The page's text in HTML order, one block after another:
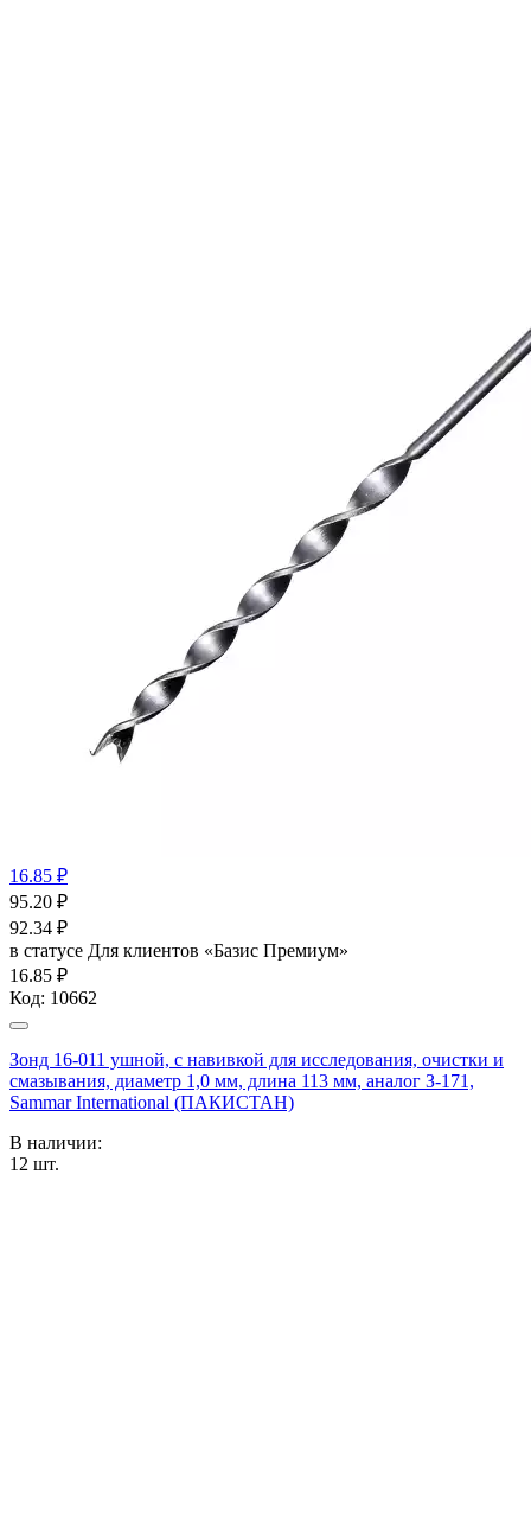
16.85 ₽
95.20 ₽
92.34 ₽
в статусе Для клиентов «Базис Премиум»
16.85 ₽
Код: 10662
Зонд 16-011 ушной, с навивкой для исследования, очистки и
смазывания, диаметр 1,0 мм, длина 113 мм, аналог З-171,
Sammar International (ПАКИСТАН)
В наличии:
12 шт.